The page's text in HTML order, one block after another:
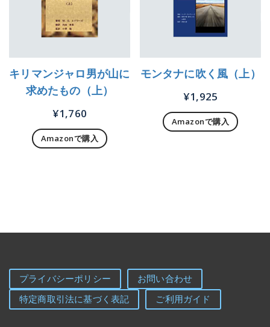
キリマンジャロ男が山に
求めたもの（上）
¥1,760
Amazonで購入
モンタナに吹く風（上）
¥1,925
Amazonで購入
プライバシーポリシー
特定商取引法に基づく表記
ご利用ガイド
お問い合わせ